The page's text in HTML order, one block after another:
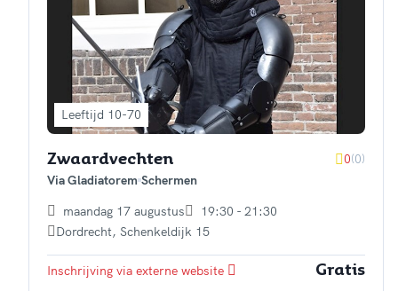
Leeftijd 10-70
Zwaardvechten 0(0)
Via Gladiatorem Schermen
maandag 17 augustus
19:30 - 21:30
Dordrecht, Schenkeldijk 15
Inschrijving via externe website Gratis